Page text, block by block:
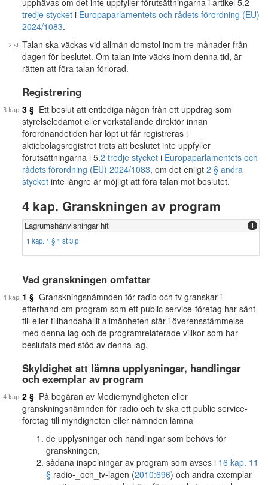
upphävas om det inte uppfyller förutsättningarna i artikel 5.2
tredje stycket i Europaparlamentets och rådets förordning (EU)
2024/1083.
Talan ska väckas vid allmän domstol inom tre månader från
dagen för beslutet. Om talan inte väcks inom denna tid, är
rätten att föra talan förlorad.
Registrering
3 § Ett beslut att entlediga någon från ett uppdrag som
styrelseledamot eller verkställande direktör innan
förordnandetiden har löpt ut får registreras i
aktiebolagsregistret trots att beslutet inte uppfyller
förutsättningarna i 5.2 tredje stycket i Europaparlamentets och
rådets förordning (EU) 2024/1083, om det enligt 2 § andra
stycket inte längre är möjligt att föra talan mot beslutet.
4 kap. Granskningen av program
Lagrumshänvisningar hit 1
1 kap. 1 § 1 st 3 p
Vad granskningen omfattar
1 § Granskningsnämnden för radio och tv granskar i
efterhand om program som ett public service-företag har sänt
till eller tillhandahållit allmänheten står i överensstämmelse
med denna lag och de programrelaterade villkor som har
beslutats med stöd av denna lag.
Skyldighet att lämna upplysningar, handlingar
och exemplar av program
2 § På begäran av Mediemyndigheten eller
granskningsnämnden för radio och tv ska ett public service-
företag till myndigheten eller nämnden lämna
de upplysningar och handlingar som behövs för
granskningen,
sådana inspelningar av program som avses i 16 kap. 11
§ radio-_och_tv-lagen (2010:696) och andra exemplar